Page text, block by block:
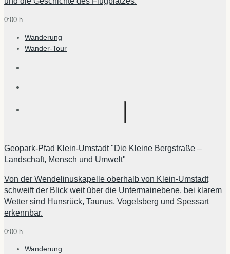
0:00 h
Wanderung
Wander-Tour
Geopark-Pfad Klein-Umstadt "Die Kleine Bergstraße –
Landschaft, Mensch und Umwelt"
Von der Wendelinuskapelle oberhalb von Klein-Umstadt
schweift der Blick weit über die Untermainebene, bei klarem
Wetter sind Hunsrück, Taunus, Vogelsberg und Spessart
erkennbar.
0:00 h
Wanderung